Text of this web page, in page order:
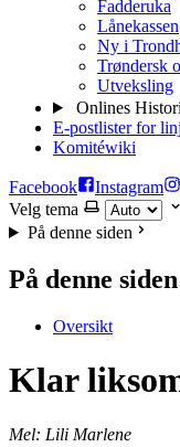
Fadderuka
Lånekassen
Ny i
Trøndersk
Utveksling
Onlines
E-postlister for
Komitéwiki
Facebook Instagram
Velg tema
På denne siden
På denne siden
Oversikt
Klar
Mel: Lili Marlene